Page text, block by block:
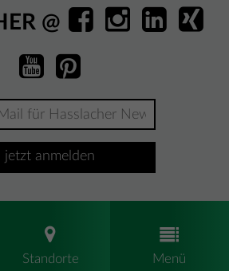
@
jetzt anmelden
Standorte Menü